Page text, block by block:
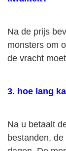
Na de prijs
monsters om
de vracht
3. hoe lang
Na u betaalt
bestanden,